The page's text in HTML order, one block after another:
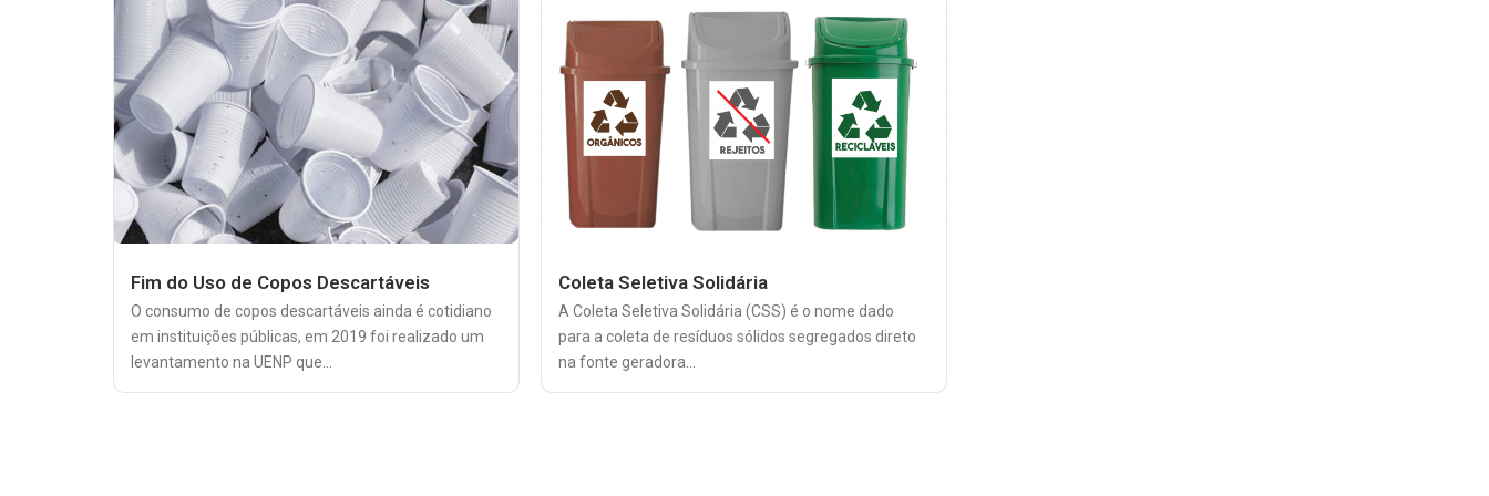
Fim do Uso de Copos Descartáveis
O consumo de copos descartáveis ainda é cotidiano
em instituições públicas, em 2019 foi realizado um
levantamento na UENP que...
Coleta Seletiva Solidária
A Coleta Seletiva Solidária (CSS) é o nome dado
para a coleta de resíduos sólidos segregados direto
na fonte geradora...